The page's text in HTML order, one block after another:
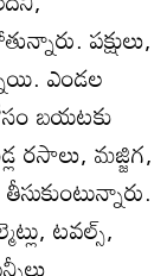
పక్షులు,
ఎండల
బయటకు
రసాలు, మజ్జిగ,
టవల్స్‌,